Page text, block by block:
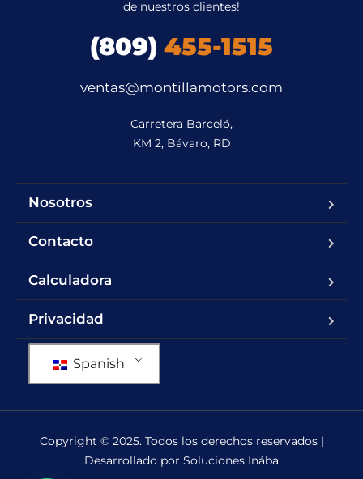
de nuestros clientes!
(809) 455-1515
ventas@montillamotors.com
Carretera Barceló,
KM 2, Bávaro, RD
Nosotros
Contacto
Calculadora
Privacidad
Spanish
Copyright © 2025. Todos los derechos reservados |
Desarrollado por Soluciones Inába